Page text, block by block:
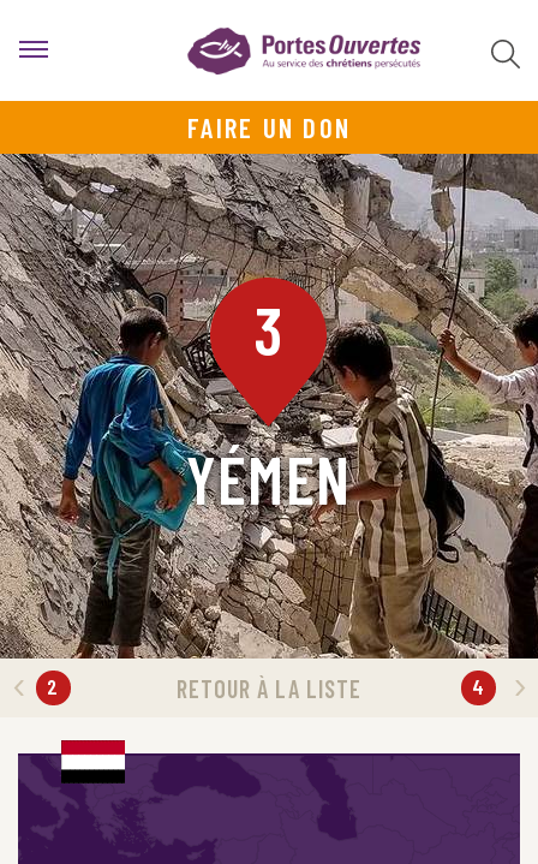
FAIRE UN DON
3
YÉMEN
2 RETOUR À LA LISTE 4